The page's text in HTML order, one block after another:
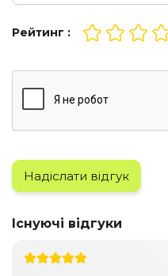
Рейтинг :
Надіслати відгук
Існуючі відгуки